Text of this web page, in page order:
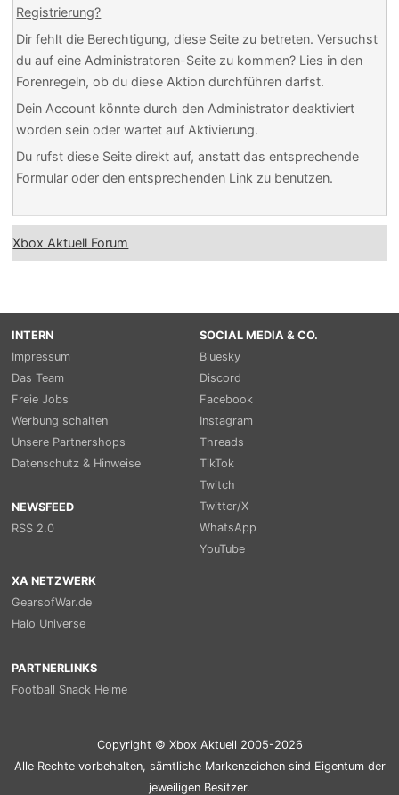
Registrierung?
Dir fehlt die Berechtigung, diese Seite zu betreten. Versuchst
du auf eine Administratoren-Seite zu kommen? Lies in den
Forenregeln, ob du diese Aktion durchführen darfst.
Dein Account könnte durch den Administrator deaktiviert
worden sein oder wartet auf Aktivierung.
Du rufst diese Seite direkt auf, anstatt das entsprechende
Formular oder den entsprechenden Link zu benutzen.
Xbox Aktuell Forum
INTERN
Impressum
Das Team
Freie Jobs
Werbung schalten
Unsere Partnershops
Datenschutz & Hinweise
NEWSFEED
RSS 2.0
SOCIAL MEDIA & CO.
Bluesky
Discord
Facebook
Instagram
Threads
TikTok
Twitch
Twitter/X
WhatsApp
YouTube
XA NETZWERK
GearsofWar.de
Halo Universe
PARTNERLINKS
Football Snack Helme
Copyright © Xbox Aktuell 2005-2026
Alle Rechte vorbehalten, sämtliche Markenzeichen sind Eigentum der
jeweiligen Besitzer.